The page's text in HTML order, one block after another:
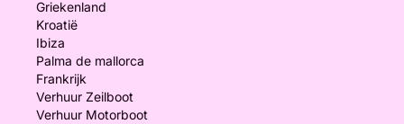
Griekenland
Kroatië
Ibiza
Palma de mallorca
Frankrijk
Verhuur Zeilboot
Verhuur Motorboot